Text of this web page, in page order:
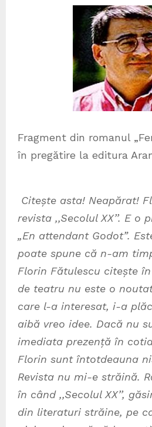
Fragment din romanul
în pregătire la editura
Citește asta! Neapărat! Florin îmi întinde revista ,,Secolul XX’’. E o piesă de Beckett, „En attendant Godot”. Este anul 1969.Nu se poate spune că n-am timp. Iar faptul că Florin Fătulescu citește în disperare piese de teatru nu este o noutate. Probabil e ceva care l-a interesat, i-a plăcut, l-a făcut să aibă vreo idee. Dacă nu sunt legate de imediata prezență în cotidian, ideile lui Florin sunt întotdeauna niște provocări. Revista nu mi-e străină. Răsfoiesc din când în când ,,Secolul XX’’, găsind mereu texte din literaturi străine, pe care alte reviste nici nu visează să le poată prezenta în paginile lor. Întotdeauna ceva nou, iar când este vorba de recuperări, ele devin adevărate evenimente de istorie literară. Revista asta nu se compară cu nimic. Hai să vedem cine e acel Samuel Beckett! Acasă, am liniște când vreau și loc unde să mă izolez. Casa coșcovită în care locuiesc împreună cu mama și cu sora mea, Giovanina, mai simplu Nina, cum o strigam, în absența tatălui Mihail, mutat brutal în hrubele închisorii din Aiud, este întinsă pe orizontală, are mai multe încăperi, dar noi ne-am restrâns în vreo două și cu un hol lung, nelocuibil, friguros, cu geamuri multe dând spre grădina din spatele casei. Restul este mai mult depozit pentru tot felul de mărunțișuri. Apa se scurge pe pereți când plouă puternic, se simte miros de mucegai, de atmosferă stătută. De unde bani de reparații, pentru o casă în care locuiești prin mila Sfatului Popular? Suntem într-un fel de prelungire a Liceului Pedagogic. Locul cel mai bun este în grădina destul de mare din vecinătatea internatului liceului, dar tot mai bine e să citești în casă, fără zgomote din natură care te-ar putea deturna de la atenția îndreptată spre literele cărții. Răsfoiesc revista meticulos, pagină cu pagină. Lucruri interesante, merită revenit. Și iată pagina cu Beckett. Ce drăcovenie poate fi? Începe mai mult decât ciudat. ACTUL 1 Drum de ţară, cu copac. Seara. ESTRAGON, aşezat pe jos, încearcă să-şi scoată gheata. Se opinteşte îndârjit, cu amândouă mâinile, icnind. Se opreşte, istovit, se odihneşte gâfâind, reîncepe. Acelaşi joc. Dacă m-ar urmări cineva, dacă ar vedea cum mi se schimbă trăsăturile feței după fiecare pagină pe care o parcurg cu febrilitate, mirare și neastâmpăr! Timpul nu mai trece sau nu mai contează decât fila revistei. Și altă filă și alta. Rareori, gura întredeschisă, ca în fața unui număr de circ în care aștept să înceapă evoluția, dar văd doar actorii care stau, nu fac nimic sau își curăță pantofii, își netezesc frizura, se cercetează cu privirea, își caută locul pe care continuă să nu-l găsească. Așteptarea rămâne personajul principal. Așa simt. ESTRAGON: Ia te uită! (Ridică restul morcovului, de capătul cu frunze, şi-l răsuceşte prin faţa ochilor.) Curios, cu cât înaintez, cu atât e mai puţin bun. VLADIMIR: Pentru mine, e contrariul. ESTRAGON: Adică? VLADIMIR: Eu mă deprind cu gustul, pe măsură ce mănânc. ESTRAGON (după ce s-a gândit îndelung): Ăsta e contrariul? VLADIMIR: Chestie de temperament. ESTRAGON: De caracter. VLADIMIR: N-ai ce-i face. ESTRAGON: Oricât te-ai zbate. VLADIMIR: Rămâi cum eşti. ESTRAGON: Oricât te-ai suci. VLADIMIR: Fondul nu se schimbă. ESTRAGON: Nimic de făcut Ce se întâmplă de fapt? Mă întreb după fiecare pagină, după fiecare capitol. Nimic, e doar așteptare. De ce e așa de captivant, pentru că trebuie să aștepți ceva sau pentru că nu e nimic de așteptat?E seară. ,, De ce nu aprinzi lumina?’’, întreabă mama, intrând în cameră. Nu îi răspund, nu sunt decât în paginile revistei. VLADIMIR: Un câine vrea să fure (Fiindcă a luat un ton prea jos, se opreşte, tuşeşte şi reîncepe ceva mai sus.)Un câine vrea să fure Cârnatul din dulap Dar şefu’ îl croieşte Cu polonicu-n cap. Iar ceilalţi câini la groapă îl cară în sicriu… (Se opreşte, se gândeşte un pic, reia:) Iar ceilalţi câini la groapă îl cară în sicriu Şi-i pun la cap o cruce Şi peste cruce scriu: Un câine vrea să fure Cârnatul din dulap Dar şefu’ îl croieşte Cu polonicu-n cap. Iar ceilalţi câini la groapă Îl cară în sicriu…(Se opreşte. Acelaşi joc.) Îl cară în sicriu… Ceva în fibre se schimbă. Stare neclară. E altceva. Ceva ce nu am mai citit. Am auzit de teatrul absurdului și de Eugen Ionescu, dar nu am citit încă nimic. Florin știe mai multe. O seară cu altfel de adieri. ,,Vreau să jucăm piesa asta, să fiu regizorul ei!’’ Sunt primele vorbe ale lui Florin, după ce m-a întrebat dacă am citit textul. ,,Vrei să-l joci pe Estragon? Fănel Lupașcu va fi Vladimir.’’ Nu sunt un tânăr extrem de decis în convingerile și acceptările mele. Viața, de voie de nevoie, m-a modelat altfel decât pe mulți alții. Sunt mai reținut, mai temător, deseori ezitant, aștept să văd ce se întâmplă în jur, ce spun ceilalți, dacă nu sunt pericole pândind din umbră. Asistasem la perchezițiile securității după arestarea tatălui meu. Nu înțelegeam ce căutau. Rămâneam lipit de un perete, în timp ce doi indivizi în haine de piele răsfoiau caiete, dosare, sertare de birou, reviste, cărți pe care le scuturau, ca să găsească vreun document ascuns între file, vreo însemnare. Apoi, confiscările prețioasei averi a tatălui, refugiat din Moldova în timpul războiului, fără să-și poată termina facultatea. Uriașa lui avere, formată dintr-un lavoar de tablă, un dulap scorojit și un covor uzat. Acum, răspund însă din prima. Da! Nici nu încape vorbă. Simt că are să fie ceva ce nu s-a mai văzut și nu s-a mai întâmplat. Indiferent cum va fi, chiar dacă Florin vrea, dar poate, nu va avea tăria și cunoștințele să o facă, va fi altceva. Pentru mine, cel de douăzeci de ani, trecut prin câteva străduințe artistice conforme cu tiparele impuse în vreme, niciodată în răspăr cu ele, mai presus de canoane și impuneri din birou, pentru că nu am avut când și cu cine să fac altceva. Textul mă fascinează, fără să-mi pot explica clar de ce. Necunoscutul, tentația acelui altceva pe care-l intuiam că, la capătul drumului, înseamnă noul, calea care deviază de la parcursul clasic, inovația. Da, inovația, misterul căilor neumblate. Mă văd